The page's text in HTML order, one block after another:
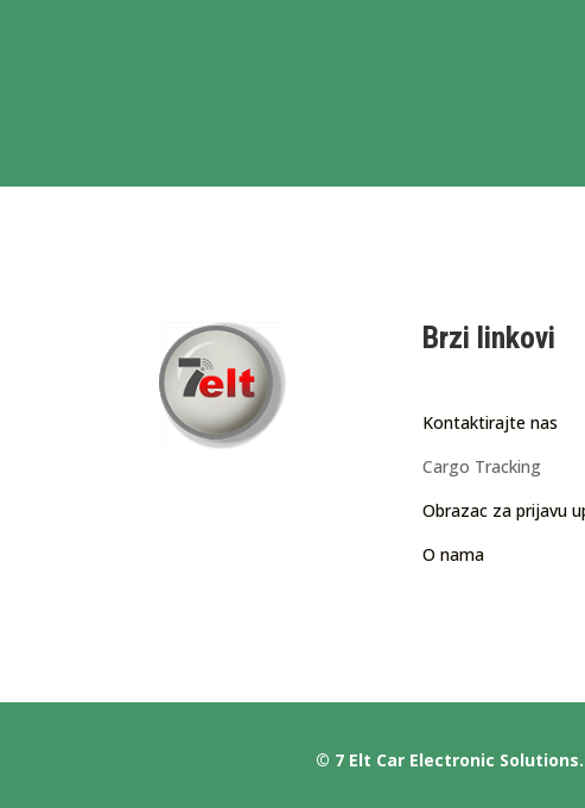
Brzi linkovi
Kontaktirajte nas
Cargo Tracking
Obrazac za prijavu
O nama
© 7 Elt Car Electronic Solutions.